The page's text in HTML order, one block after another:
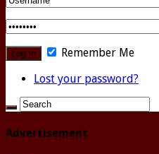
Remember Me
Lost your password?
Advertisement